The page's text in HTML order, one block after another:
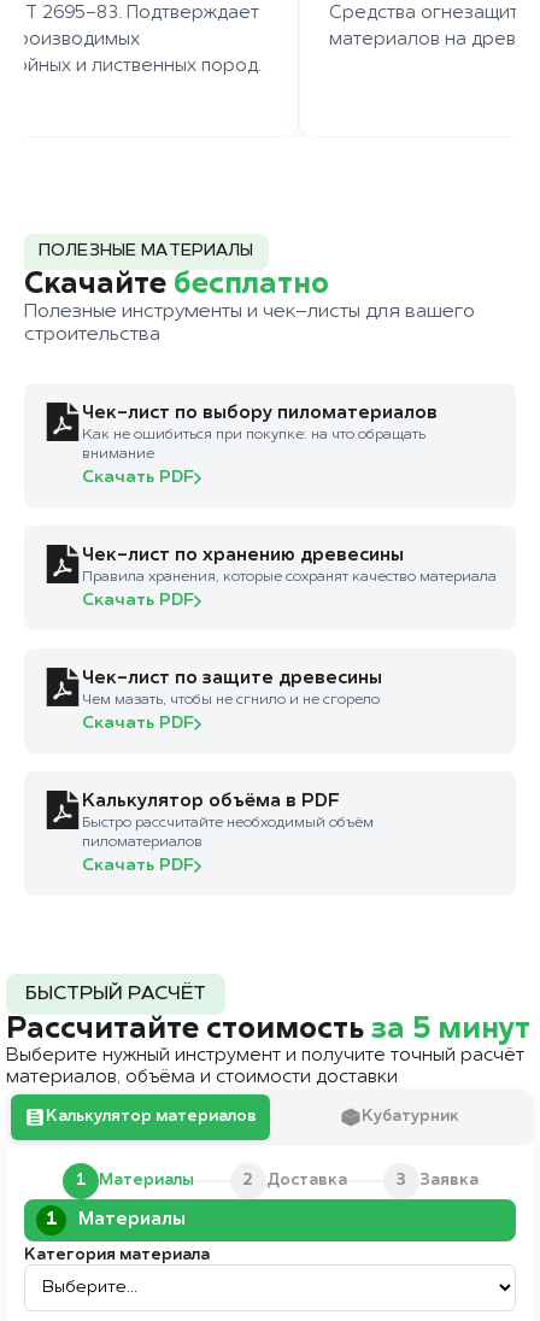
2695-83. Подтверждает
производимых
и лиственных пород.
Средства огнезащиты
материалов на
ПОЛЕЗНЫЕ МАТЕРИАЛЫ
Скачайте бесплатно
Полезные инструменты и чек-листы для вашего
строительства
Чек-лист по выбору пиломатериалов
Как не ошибиться при покупке: на что обращать
внимание
Скачать PDF
Чек-лист по хранению древесины
Правила хранения, которые сохранят качество материала
Скачать PDF
Чек-лист по защите древесины
Чем мазать, чтобы не сгнило и не сгорело
Скачать PDF
Калькулятор объёма в PDF
Быстро рассчитайте необходимый объём
пиломатериалов
Скачать PDF
БЫСТРЫЙ РАСЧЁТ
Рассчитайте стоимость за 5 минут
Выберите нужный инструмент и получите точный расчёт
материалов, объёма и стоимости доставки
Калькулятор материалов Кубатурник
1 Материалы 2 Доставка 3 Заявка
1 Материалы
Категория материала